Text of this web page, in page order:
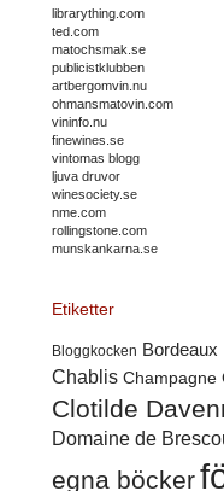
librarything.com
ted.com
matochsmak.se
publicistklubben
artbergomvin.nu
ohmansmatovin.com
vininfo.nu
finewines.se
vintomas blogg
ljuva druvor
winesociety.se
nme.com
rollingstone.com
munskankarna.se
Etiketter
Bloggkocken Bordeaux
Chablis Champagne
Clotilde
Domaine de
egna böcker